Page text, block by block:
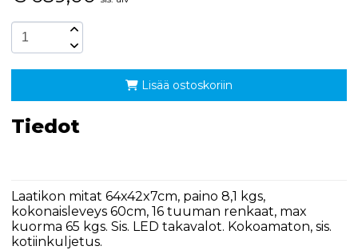
Lisää ostoskoriin
Tiedot
Laatikon mitat 64x42x7cm, paino 8,1 kgs,
kokonaisleveys 60cm, 16 tuuman renkaat, max
kuorma 65 kgs. Sis. LED takavalot. Kokoamaton, sis.
kotiinkuljetus.